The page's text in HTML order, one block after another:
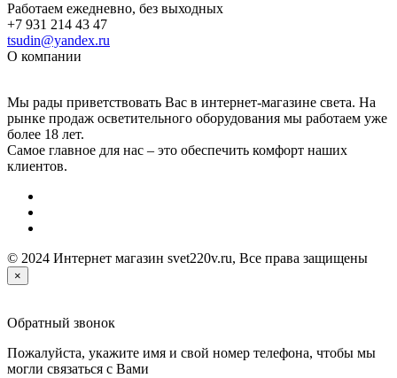
Работаем ежедневно, без выходных
+7 931 214 43 47
tsudin@yandex.ru
О компании
Мы рады приветствовать Вас в интернет-магазине света. На
рынке продаж осветительного оборудования мы работаем уже
более 18 лет.
Самое главное для нас – это обеспечить комфорт наших
клиентов.
© 2024 Интернет магазин svet220v.ru, Все права защищены
×
Обратный звонок
Пожалуйста, укажите имя и свой номер телефона, чтобы мы
могли связаться с Вами